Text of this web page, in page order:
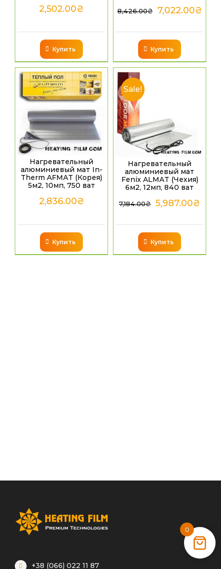
2,502.00₴
Купить
8,426.00₴ 7,022.00₴
Купить
Нагревательный
алюминиевый мат In-
Therm AFMAT (Корея)
5м2, 10мп, 750 ват
2,836.00₴
Купить
Sale!
Нагревательный
алюминиевый мат
Fenix ALMAT (Чехия)
6м2, 12мп, 840 ват
7,184.00₴ 5,987.00₴
Купить
+38 (066) 022 11 87
0